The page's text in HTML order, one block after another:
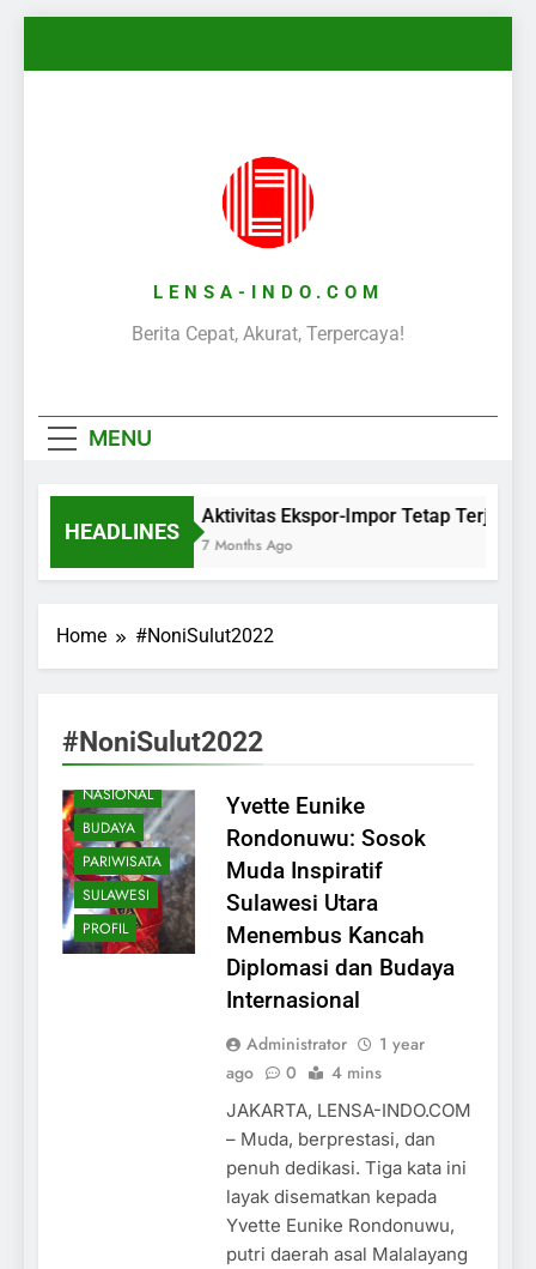
LENSA-INDO.COM
Berita Cepat, Akurat, Terpercaya!
MENU
HEADLINES
Aktivitas Ekspor-Impor Tetap Terjaga
7 Months Ago
Home #NoniSulut2022
#NoniSulut2022
NASIONAL
BUDAYA
PARIWISATA
SULAWESI
PROFIL
Yvette Eunike
Rondonuwu: Sosok
Muda Inspiratif
Sulawesi Utara
Menembus Kancah
Diplomasi dan Budaya
Internasional
Administrator
1 year
ago
0 4 mins
JAKARTA, LENSA-INDO.COM
– Muda, berprestasi, dan
penuh dedikasi. Tiga kata ini
layak disematkan kepada
Yvette Eunike Rondonuwu,
putri daerah asal Malalayang